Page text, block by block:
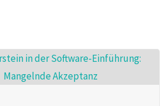
Agentursoftware-